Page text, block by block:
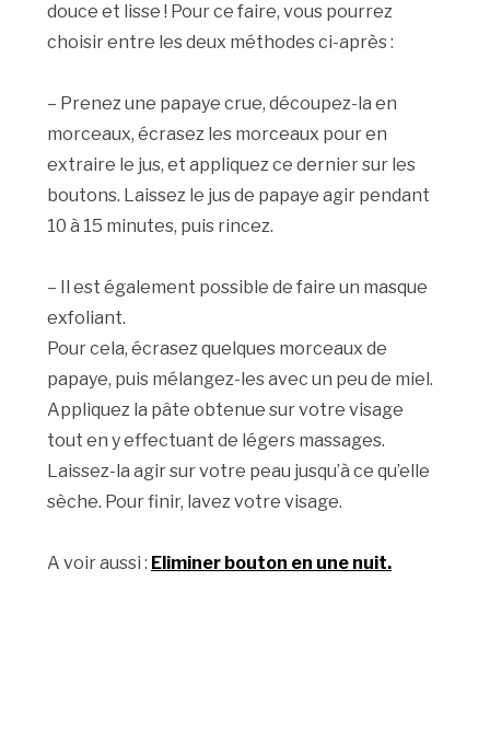
douce et lisse ! Pour ce faire, vous pourrez
choisir entre les deux méthodes ci-après :
– Prenez une papaye crue, découpez-la en
morceaux, écrasez les morceaux pour en
extraire le jus, et appliquez ce dernier sur les
boutons. Laissez le jus de papaye agir pendant
10 à 15 minutes, puis rincez.
– Il est également possible de faire un masque
exfoliant.
Pour cela, écrasez quelques morceaux de
papaye, puis mélangez-les avec un peu de miel.
Appliquez la pâte obtenue sur votre visage
tout en y effectuant de légers massages.
Laissez-la agir sur votre peau jusqu’à ce qu’elle
sèche. Pour finir, lavez votre visage.
A voir aussi : Eliminer bouton en une nuit.